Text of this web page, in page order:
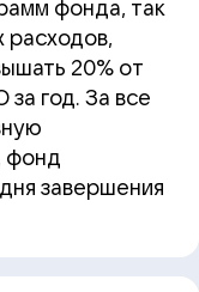
фонда, так
расходов,
20% от
год. За все
фонд
завершения